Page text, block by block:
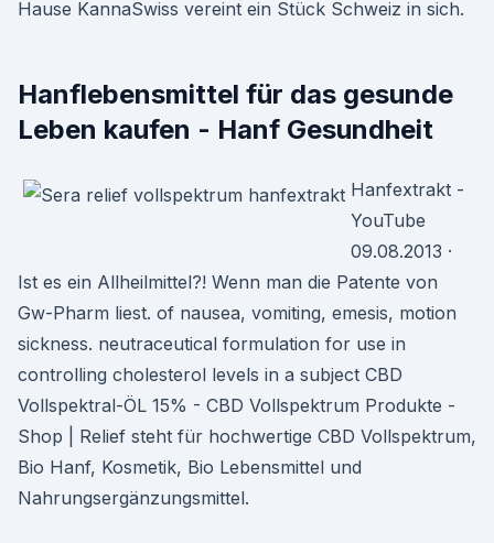
Hause KannaSwiss vereint ein Stück Schweiz in sich.
Hanflebensmittel für das gesunde
Leben kaufen - Hanf Gesundheit
Hanfextrakt -
YouTube
09.08.2013 ·
Ist es ein Allheilmittel?! Wenn man die Patente von
Gw-Pharm liest. of nausea, vomiting, emesis, motion
sickness. neutraceutical formulation for use in
controlling cholesterol levels in a subject CBD
Vollspektral-ÖL 15% - CBD Vollspektrum Produkte -
Shop | Relief steht für hochwertige CBD Vollspektrum,
Bio Hanf, Kosmetik, Bio Lebensmittel und
Nahrungsergänzungsmittel.